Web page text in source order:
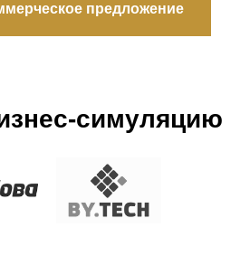
предложение
симуляцию